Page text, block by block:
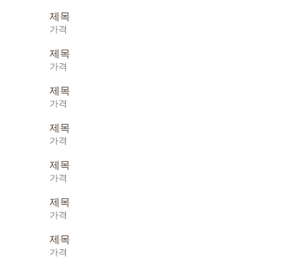
제목
가격
제목
가격
제목
가격
제목
가격
제목
가격
제목
가격
제목
가격